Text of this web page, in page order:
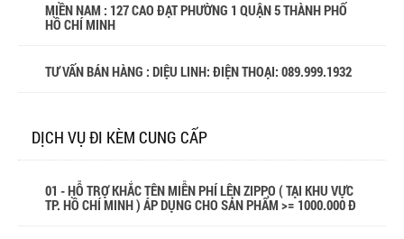
MIỀN NAM : 127 CAO ĐẠT PHƯỜNG 1 QUẬN 5 THÀNH PHỐ
HỒ CHÍ MINH
TƯ VẤN BÁN HÀNG : DIỆU LINH: ĐIỆN THOẠI: 089.999.1932
DỊCH VỤ ĐI KÈM CUNG CẤP
01 - HỖ TRỢ KHẮC TÊN MIỄN PHÍ LÊN ZIPPO ( TẠI KHU VỰC
TP. HỒ CHÍ MINH ) ÁP DỤNG CHO SẢN PHẨM >= 1000.000 Đ